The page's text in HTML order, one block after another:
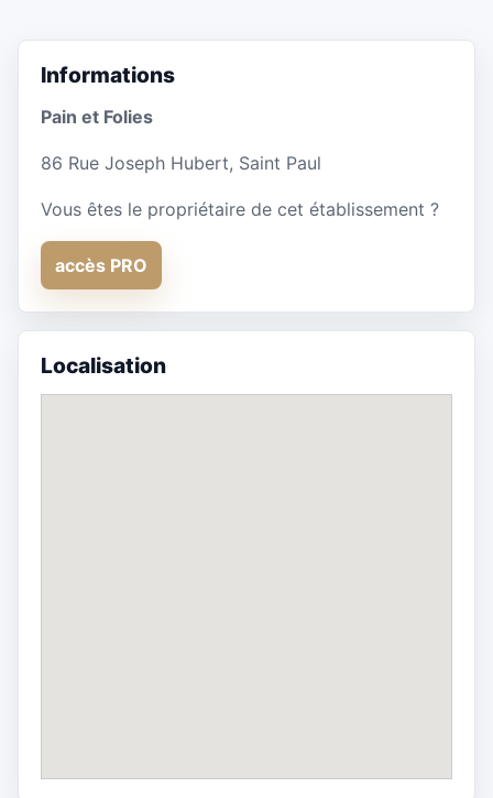
Informations
Pain et Folies
86 Rue Joseph Hubert, Saint Paul
Vous êtes le propriétaire de cet établissement ?
accès PRO
Localisation